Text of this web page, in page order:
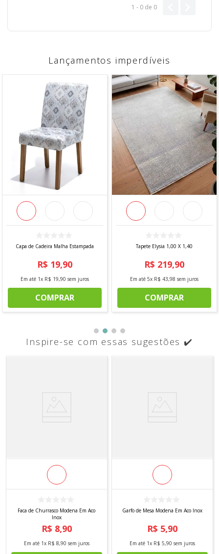
1 - 0 de 0
Lançamentos imperdíveis
Capa de Cadeira Malha Estampada
R$ 19,90
Em até 1x R$ 19,90 sem juros
COMPRAR
Tapete Elysia 1,00 X 1,40
R$ 219,90
Em até 5x R$ 43,98 sem juros
COMPRAR
Inspire-se com essas sugestões ✔️
Faca de Churrasco Modena Em Aco
Inox
R$ 8,90
Em até 1x R$ 8,90 sem juros
Garfo de Mesa Modena Em Aco Inox
R$ 5,90
Em até 1x R$ 5,90 sem juros